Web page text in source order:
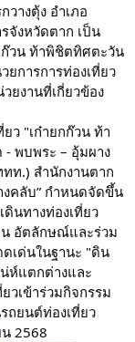
วางตุ้ง อำเภอ
จังหวัดตาก เป็น
ก๊วน ท้าพิชิตทิศตะวัน
การการท่องเที่ยว
วยงานที่เกี่ยวข้อง
ว "เก๋ายกก๊วน ท้า
พบพระ – อุ้มผาง
ทท.) สำนักงานตาก
งคลับ” กำหนดจัดขึ้น
ดินทางท่องเที่ยว
อัตลักษณ์และร่วม
เด่นในฐานะ "ดิน
ห์แตกต่างและ
วเข้าร่วมกิจกรรม
ถยนต์ท่องเที่ยว
2568